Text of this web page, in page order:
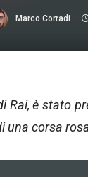
Marco Corradi
Rai, è stato
corsa